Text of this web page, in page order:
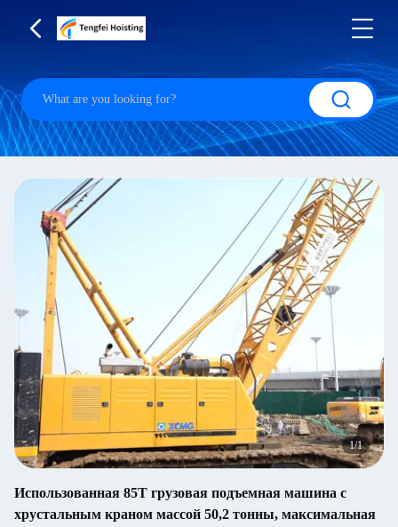
1/1
Использованная 85Т грузовая подъемная машина с
хрустальным краном массой 50,2 тонны, максимальная